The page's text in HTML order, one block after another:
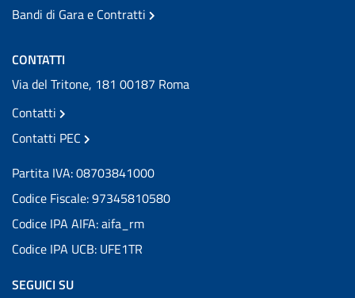
Bandi di Gara e Contratti
CONTATTI
Via del Tritone, 181 00187 Roma
Contatti
Contatti PEC
Partita IVA: 08703841000
Codice Fiscale: 97345810580
Codice IPA AIFA: aifa_rm
Codice IPA UCB: UFE1TR
SEGUICI SU